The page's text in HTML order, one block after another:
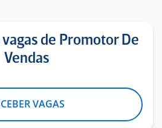
vagas de Promotor De
Vendas
VAGAS